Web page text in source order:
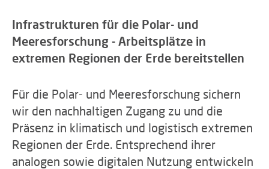
Infrastrukturen für die Polar- und
Meeresforschung - Arbeitsplätze in
extremen Regionen der Erde bereitstellen
Für die Polar- und Meeresforschung sichern
wir den nachhaltigen Zugang zu und die
Präsenz in klimatisch und logistisch extremen
Regionen der Erde. Entsprechend ihrer
analogen sowie digitalen Nutzung entwickeln